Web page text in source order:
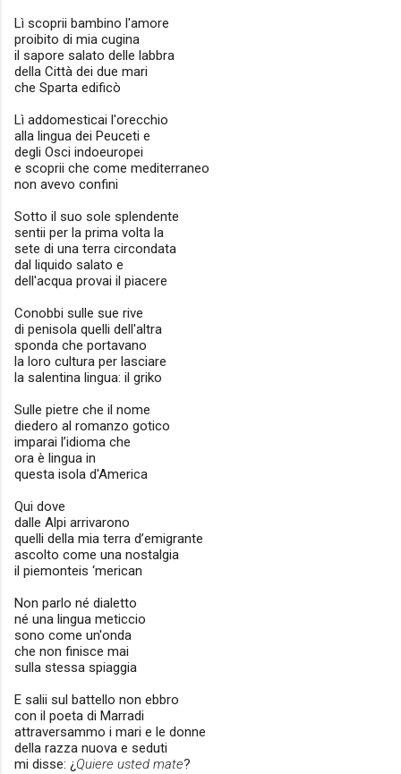
Lì scoprii bambino l'amore
proibito di mia cugina
il sapore salato delle labbra
della Città dei due mari
che Sparta edificò
Lì addomesticai l'orecchio
alla lingua dei Peuceti e
degli Osci indoeuropei
e scoprii che come mediterraneo
non avevo confini
Sotto il suo sole splendente
sentii per la prima volta la
sete di una terra circondata
dal liquido salato e
dell'acqua provai il piacere
Conobbi sulle sue rive
di penisola quelli dell'altra
sponda che portavano
la loro cultura per lasciare
la salentina lingua: il griko
Sulle pietre che il nome
diedero al romanzo gotico
imparai l’idioma che
ora è lingua in
questa isola d'America
Qui dove
dalle Alpi arrivarono
quelli della mia terra d’emigrante
ascolto come una nostalgia
il piemonteis ‘merican
Non parlo né dialetto
né una lingua meticcio
sono come un'onda
che non finisce mai
sulla stessa spiaggia
E salii sul battello non ebbro
con il poeta di Marradi
attraversammo i mari e le donne
della razza nuova e seduti
mi disse: ¿ Quiere usted mate?